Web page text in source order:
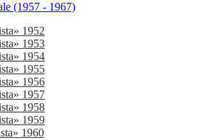
(1957 - 1967)
1952
1953
1954
1955
1956
1957
1958
1959
1960